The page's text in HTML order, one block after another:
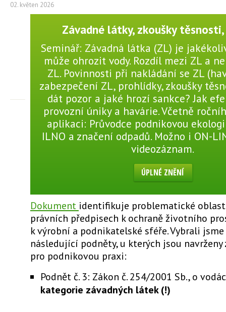
02. květen 2026
Závadné látky, zkoušky
Seminář: Závadná látka (ZL) je
může ohrozit vody. Rozdíl mezi ZL a
ZL. Povinnosti při nakládání se ZL
zabezpečení ZL, prohlídky, zkoušky
dát pozor a jaké hrozí sankce? Jak
provozní úniky a havárie. Včetně
aplikaci: Průvodce podnikovou
ILNO a značení odpadů. Možno i ON-
videozáznam.
ÚPLNÉ ZNĚNÍ
Dokument identifikuje problematické
právních předpisech k ochraně životního
k výrobní a podnikatelské sféře. Vybrali
následující podněty, u kterých jsou
pro podnikovou praxi:
Podnět č. 3: Zákon č. 254/2001 Sb., o
kategorie závadných látek (!)